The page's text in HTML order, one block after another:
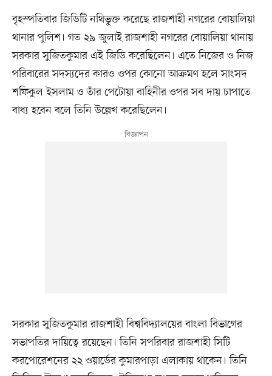
বৃহস্পতিবার জিডিটি নথিভুক্ত করেছে রাজশাহী নগরের বোয়ালিয়া
থানার পুলিশ। গত ২৯ জুলাই রাজশাহী নগরের বোয়ালিয়া থানায়
সরকার সুজিতকুমার এই জিডি করেছিলেন। এতে নিজের ও নিজ
পরিবারের সদস্যদের কারও ওপর কোনো আক্রমণ হলে সাংসদ
শফিকুল ইসলাম ও তাঁর পেটোয়া বাহিনীর ওপর সব দায় চাপাতে
বাধ্য হবেন বলে তিনি উল্লেখ করেছিলেন।
সরকার সুজিতকুমার রাজশাহী বিশ্ববিদ্যালয়ের বাংলা বিভাগের
সভাপতির দায়িত্বে রয়েছেন। তিনি সপরিবার রাজশাহী সিটি
করপোরেশনের ২২ ওয়ার্ডের কুমারপাড়া এলাকায় থাকেন। তিনি